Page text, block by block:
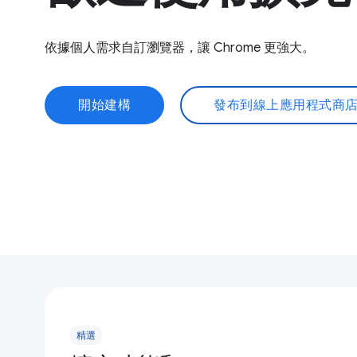
依據個人需求自訂瀏覽器，讓 Chrome 更強大。
開始建構 發布到線上應用程式商
精選